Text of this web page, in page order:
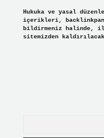
Hukuka ve yasal
içerikleri,
bildirmeniz halinde,
sitemizden